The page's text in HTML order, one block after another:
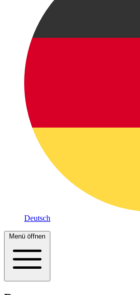
Deutsch
Menü öffnen